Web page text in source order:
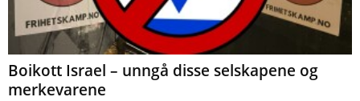
Boikott Israel – unngå disse selskapene og
merkevarene